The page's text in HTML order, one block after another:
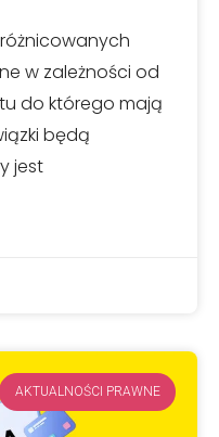
w zależności od
do którego mają
będą
jest
AKTUALNOŚCI PRAWNE